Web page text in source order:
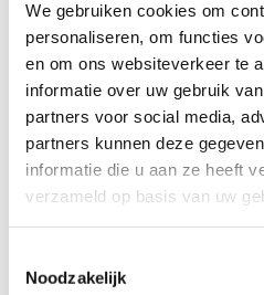
We gebruiken cookies om
personaliseren, om functies
en om ons websiteverkeer te
informatie over uw gebruik
partners voor social media,
partners kunnen deze
informatie die u aan ze heeft
verzameld op basis van uw
Noodzakelijk
communicatieve
Je beschikt over
vermogen om vanuit een
komen tot hypothesen,
Je bent bereid om in
denken en met je
Je kent de sociale kaart
personen met een
Je bent in het bezit van
Je bent bereid om